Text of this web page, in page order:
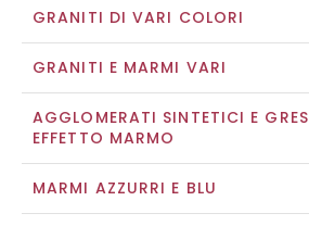
GRANITI DI VARI COLORI
GRANITI E MARMI VARI
AGGLOMERATI SINTETICI E GRES
EFFETTO MARMO
MARMI AZZURRI E BLU